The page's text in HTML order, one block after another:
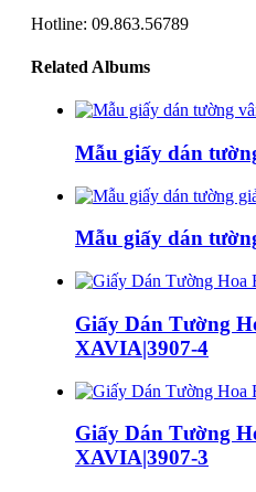
Hotline: 09.863.56789
Related Albums
Mẫu giấy dán
Mẫu giấy dán
Giấy Dán Tường
XAVIA|3907-4
Giấy Dán Tường
XAVIA|3907-3